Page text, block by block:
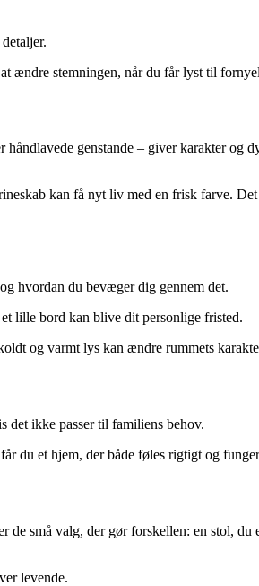
ændre stemningen, når du får lyst til
genstande – giver karakter og
kan få nyt liv med en frisk farve.
hvordan du bevæger dig gennem det.
lille bord kan blive dit personlige fristed.
og varmt lys kan ændre rummets
det ikke passer til familiens behov.
du et hjem, der både føles rigtigt og
små valg, der gør forskellen: en stol,
levende.